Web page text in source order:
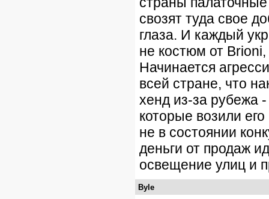
свозят туда свое
глаза. И каждый
не костюм от
Начинается
всей стране, что
хенд из-за рубежа
которые возили
не в состоянии
деньги от продаж
освещение улиц и
Byle